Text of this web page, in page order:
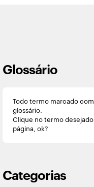
Glossário
Todo termo marcado com
glossário.
Clique no termo
página, ok?
Categorias